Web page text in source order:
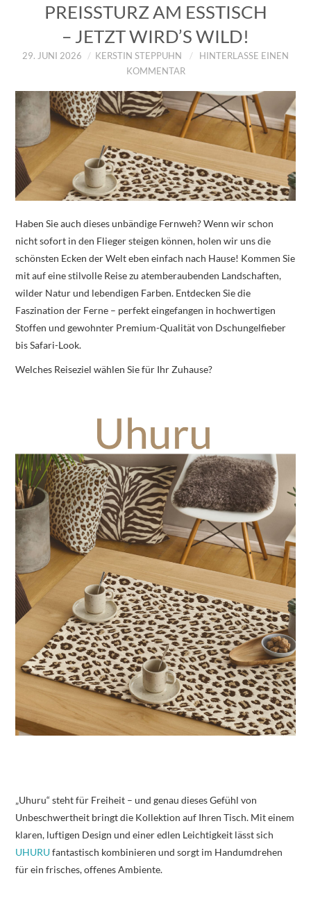
PREISSTURZ AM ESSTISCH
– JETZT WIRD’S WILD!
29. JUNI 2026 KERSTIN STEPPUHN
HINTERLASSE EINEN
KOMMENTAR
Haben Sie auch dieses unbändige Fernweh? Wenn wir schon
nicht sofort in den Flieger steigen können, holen wir uns die
schönsten Ecken der Welt eben einfach nach Hause! Kommen Sie
mit auf eine stilvolle Reise zu atemberaubenden Landschaften,
wilder Natur und lebendigen Farben. Entdecken Sie die
Faszination der Ferne – perfekt eingefangen in hochwertigen
Stoffen und gewohnter Premium-Qualität von Dschungelfieber
bis Safari-Look.
Welches Reiseziel wählen Sie für Ihr Zuhause?
„Uhuru“ steht für Freiheit – und genau dieses Gefühl von
Unbeschwertheit bringt die Kollektion auf Ihren Tisch. Mit einem
klaren, luftigen Design und einer edlen Leichtigkeit lässt sich
UHURUfantastisch kombinieren und sorgt im Handumdrehen
für ein frisches, offenes Ambiente.